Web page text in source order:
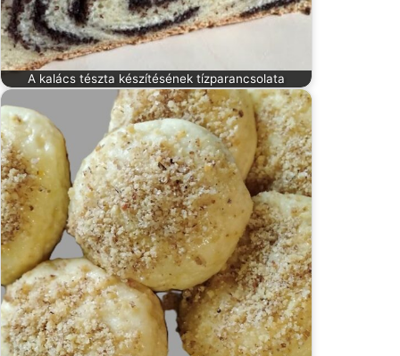
A kalács tészta készítésének tízparancsolata